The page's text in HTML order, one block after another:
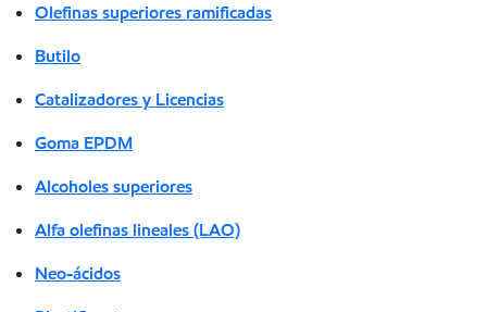
Olefinas superiores ramificadas
Butilo
Catalizadores y Licencias
Goma EPDM
Alcoholes superiores
Alfa olefinas lineales (LAO)
Neo-ácidos